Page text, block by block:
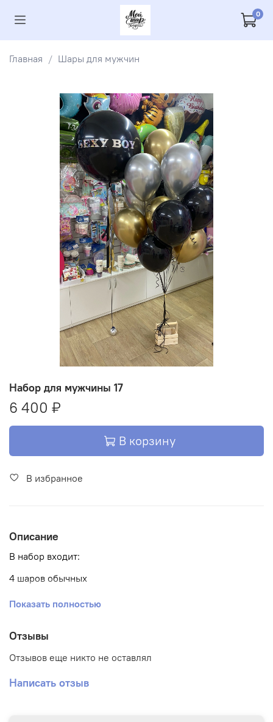
0
Главная Шары для мужчин
Набор для мужчины 17
6 400 ₽
В корзину
В избранное
Описание
В набор входит:
4 шаров обычных
9 шаров хром
Показать полностью
Отзывы
Отзывов еще никто не оставлял
Написать отзыв